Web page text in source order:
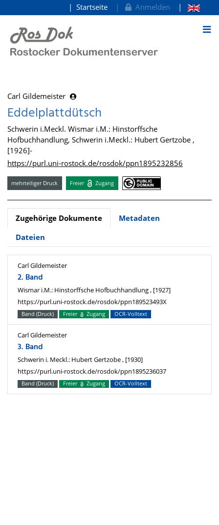
zum Inhalt
Startseite Anmelden
Carl Gildemeister
Eddelplattdütsch
Schwerin i.Meckl. Wismar i.M.: Hinstorffsche
Hofbuchhandlung, Schwerin i.Meckl.: Hubert Gertzobe ,
[1926]-
https://purl.uni-rostock.de/rosdok/ppn1895232856
mehrteiliger Druck Freier Zugang
Zugehörige Dokumente
Metadaten
Dateien
Carl Gildemeister
2. Band
Wismar i.M.: Hinstorffsche Hofbuchhandlung , [1927]
https://purl.uni-rostock.de/rosdok/ppn189523493X
Band (Druck) Freier Zugang OCR-Volltext
Carl Gildemeister
3. Band
Schwerin i. Meckl.: Hubert Gertzobe , [1930]
https://purl.uni-rostock.de/rosdok/ppn1895236037
Band (Druck) Freier Zugang OCR-Volltext